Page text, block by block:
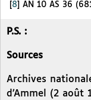
8 AN 10 AS 36
P.S. :
Sources
Archives
d’Ammel (2